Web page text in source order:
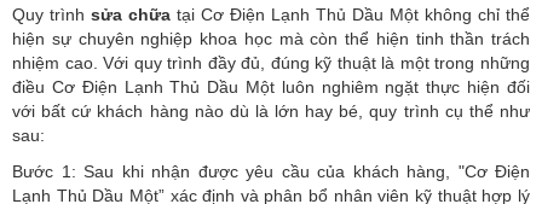
Quy trình sửa chữa tại Cơ Điện Lạnh Thủ Dầu Một không chỉ thể
hiện sự chuyên nghiệp khoa học mà còn thể hiện tinh thần trách
nhiệm cao. Với quy trình đầy đủ, đúng kỹ thuật là một trong những
điều Cơ Điện Lạnh Thủ Dầu Một luôn nghiêm ngặt thực hiện đối
với bất cứ khách hàng nào dù là lớn hay bé, quy trình cụ thể như
sau:
Bước 1: Sau khi nhận được yêu cầu của khách hàng, "Cơ Điện
Lạnh Thủ Dầu Một” xác định và phân bổ nhân viên kỹ thuật hợp lý